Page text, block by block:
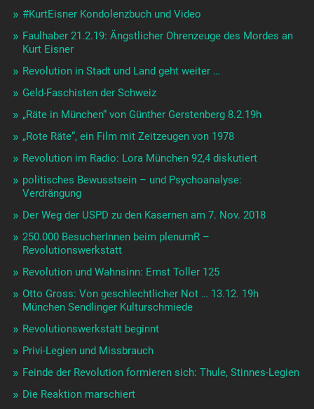
#KurtEisner Kondolenzbuch und Video
Faulhaber 21.2.19: Ängstlicher Ohrenzeuge des Mordes an
Kurt Eisner
Revolution in Stadt und Land geht weiter …
Geld-Faschisten der Schweiz
„Räte in München“ von Günther Gerstenberg 8.2.19h
„Rote Räte“, ein Film mit Zeitzeugen von 1978
Revolution im Radio: Lora München 92,4 diskutiert
politisches Bewusstsein – und Psychoanalyse:
Verdrängung
Der Weg der USPD zu den Kasernen am 7. Nov. 2018
250.000 BesucherInnen beim plenumR –
Revolutionswerkstatt
Revolution und Wahnsinn: Ernst Toller 125
Otto Gross: Von geschlechtlicher Not … 13.12. 19h
München Sendlinger Kulturschmiede
Revolutionswerkstatt beginnt
Privi-Legien und Missbrauch
Feinde der Revolution formieren sich: Thule, Stinnes-Legien
Die Reaktion marschiert